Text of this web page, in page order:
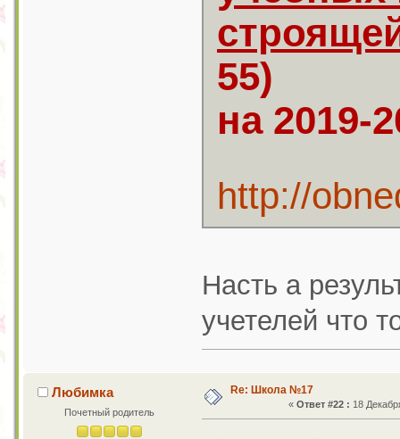
55)
на 2019-
http://
Насть а
учетелей что
Любимка
Почетный родитель
Re: Школа №17
« Ответ #22 : 18